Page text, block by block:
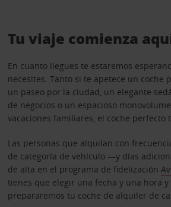
Tu viaje comienza
En cuanto llegues te estaremos
necesites. Tanto si te apetece un coche
un paseo por la ciudad, un elegante
de negocios o un espacioso
vacaciones familiares, el coche perfecto
Las personas que alquilan con
de categoría de vehículo —y días
de alta en el programa de fidelización
tienes que elegir una fecha y una hora y
prepararemos tu coche de alquiler de